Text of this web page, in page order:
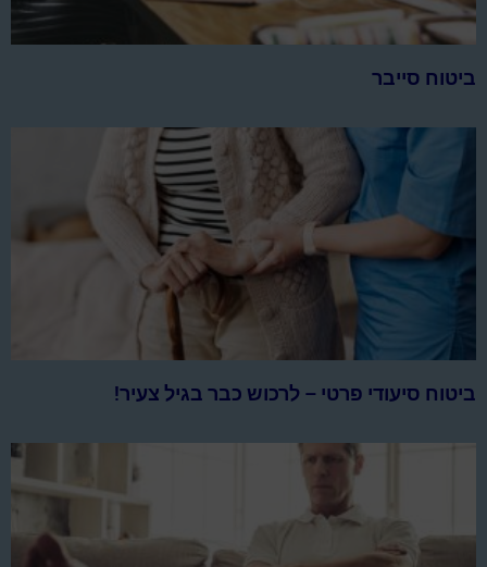
ביטוח סייבר
ביטוח סיעודי פרטי – לרכוש כבר בגיל צעיר!